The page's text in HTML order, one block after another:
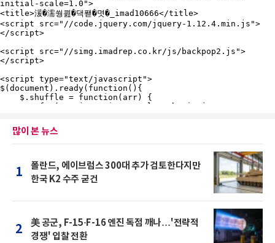
많이 본 뉴스
1
폴란드, 에이브럼스 300대 추가 검토한다지만
한국 K2 수주 굳건
2
美 공군, F-15·F-16 엔진 독점 깨나…'전략적
경쟁' 입찰 전환